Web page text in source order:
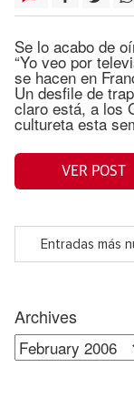
Se lo acabo de
“Yo veo por
se hacen en
Un desfile de
claro está, a los
cultureta esta
VER POST
Entradas más
Archives
Archives